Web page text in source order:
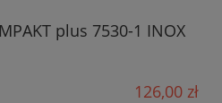
plus 7530-1 INOX
126,00 zł